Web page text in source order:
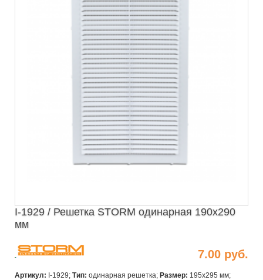
I-1929 / Решетка STORM одинарная 190х290
мм
7.00 руб.
Артикул: I-1929; Тип: одинарная решетка; Размер: 195х295 мм;